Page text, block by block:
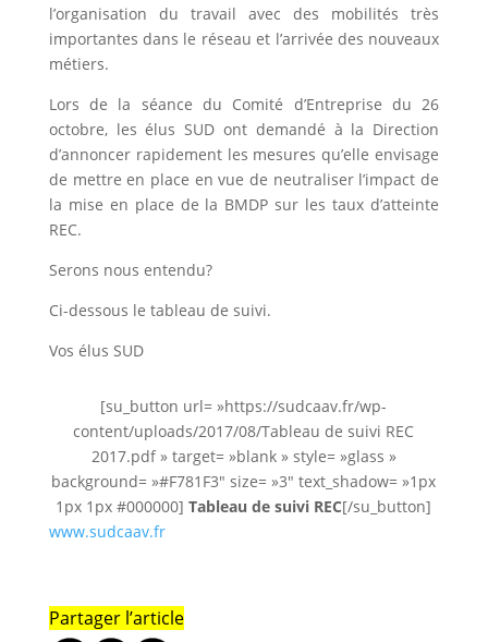
l’organisation du travail avec des mobilités très
importantes dans le réseau et l’arrivée des nouveaux
métiers.
Lors de la séance du Comité d’Entreprise du 26
octobre, les élus SUD ont demandé à la Direction
d’annoncer rapidement les mesures qu’elle envisage
de mettre en place en vue de neutraliser l’impact de
la mise en place de la BMDP sur les taux d’atteinte
REC.
Serons nous entendu?
Ci-dessous le tableau de suivi.
Vos élus SUD
[su_button url= »https://sudcaav.fr/wp-
content/uploads/2017/08/Tableau de suivi REC
2017.pdf » target= »blank » style= »glass »
background= »#F781F3″ size= »3″ text_shadow= »1px
1px 1px #000000]Tableau de suivi REC[/su_button]
www.sudcaav.fr
Partager l’article